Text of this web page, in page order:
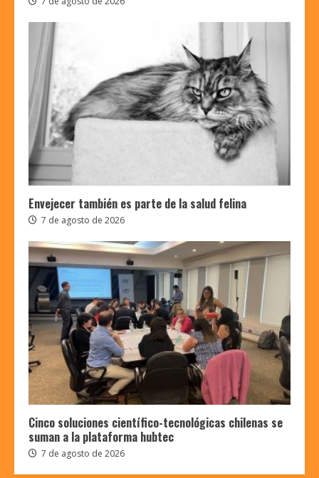
Envejecer también es parte de la salud felina
7 de agosto de 2026
Cinco soluciones científico-tecnológicas chilenas se
suman a la plataforma hubtec
7 de agosto de 2026